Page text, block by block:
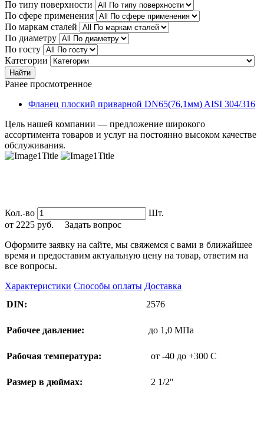
По типу поверхности
По сфере применения
По маркам сталей
По диаметру
По госту
Категории
Найти
Ранее просмотренное
Фланец плоский приварной DN65(76,1мм) AISI 304/316
Цель нашей компании — предложение широкого
ассортимента товаров и услуг на постоянно высоком качестве
обслуживания.
Кол.-во
Шт.
от 2225 руб.
Задать вопрос
Оформите заявку на сайте, мы свяжемся с вами в ближайшее
время и предоставим актуальную цену на товар, ответим на
все вопросы.
Характеристики Способы оплаты Доставка
DIN:
2576
Рабочее давление: до 1,0 МПа
Рабочая температура: от -40 до +300 C
Размер в дюймах: 2 1/2″